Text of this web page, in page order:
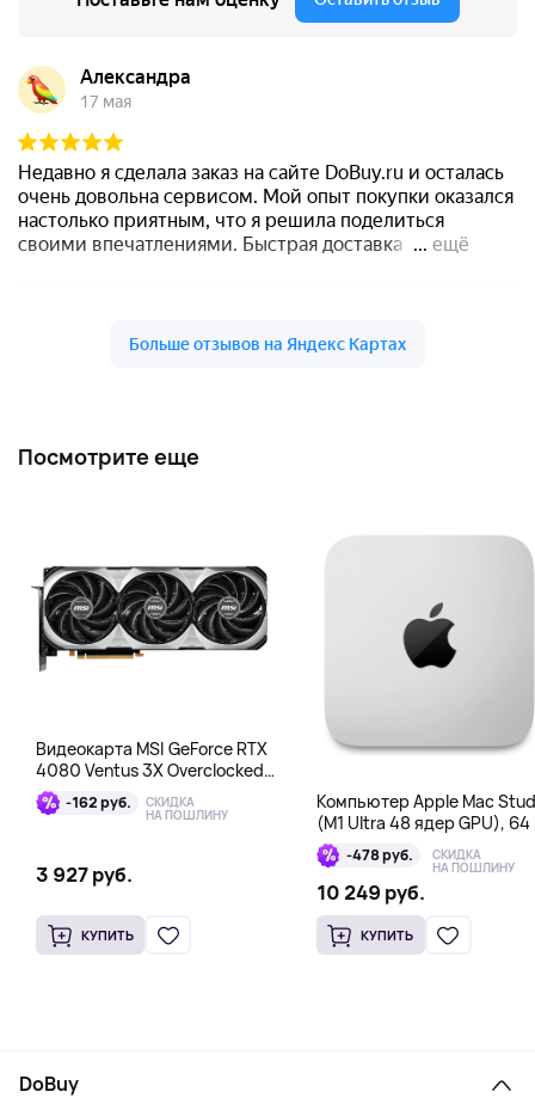
Посмотрите еще
Видеокарта MSI GeForce RTX
4080 Ventus 3X Overclocked
16GB DDR6X
-162 руб. СКИДКА
НА ПОШЛИНУ
3 927 руб.
КУПИТЬ
Компьютер Apple Mac
(M1 Ultra 48 ядер GPU), 64
1 Тб -478 руб. СКИДКА
НА ПОШЛИНУ
10 249 руб.
КУПИТЬ
DoBuy